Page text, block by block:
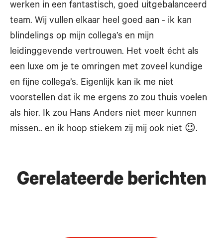
werken in een fantastisch, goed uitgebalanceerd
team. Wij vullen elkaar heel goed aan - ik kan
blindelings op mijn collega’s en mijn
leidinggevende vertrouwen. Het voelt écht als
een luxe om je te omringen met zoveel kundige
en fijne collega’s. Eigenlijk kan ik me niet
voorstellen dat ik me ergens zo zou thuis voelen
als hier. Ik zou Hans Anders niet meer kunnen
missen.. en ik hoop stiekem zij mij ook niet 😉.
Gerelateerde berichten